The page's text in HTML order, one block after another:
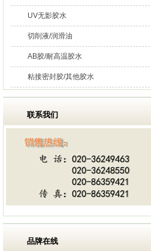
UV无影胶水
切削液/润滑油
AB胶/耐高温胶水
粘接密封胶/其他胶水
联系我们
品牌在线